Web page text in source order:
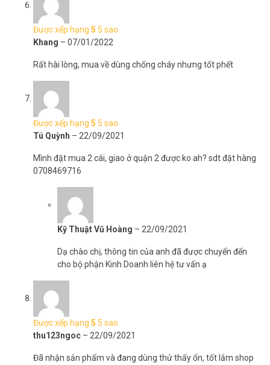
Được xếp hạng 5 5 sao
Khang – 07/01/2022
Rất hài lòng, mua về dùng chống cháy nhưng tốt phết
Được xếp hạng 5 5 sao
Tú Quỳnh – 22/09/2021
Mình đặt mua 2 cái, giao ở quận 2 được ko ah? sdt đặt hàng
0708469716
Kỹ Thuật Vũ Hoàng – 22/09/2021
Dạ chào chị, thông tin của anh đã được chuyển đến
cho bộ phận Kinh Doanh liên hệ tư vấn ạ
Được xếp hạng 5 5 sao
thu123ngoc – 22/09/2021
Đã nhận sản phẩm và đang dùng thử thấy ổn, tốt lắm shop